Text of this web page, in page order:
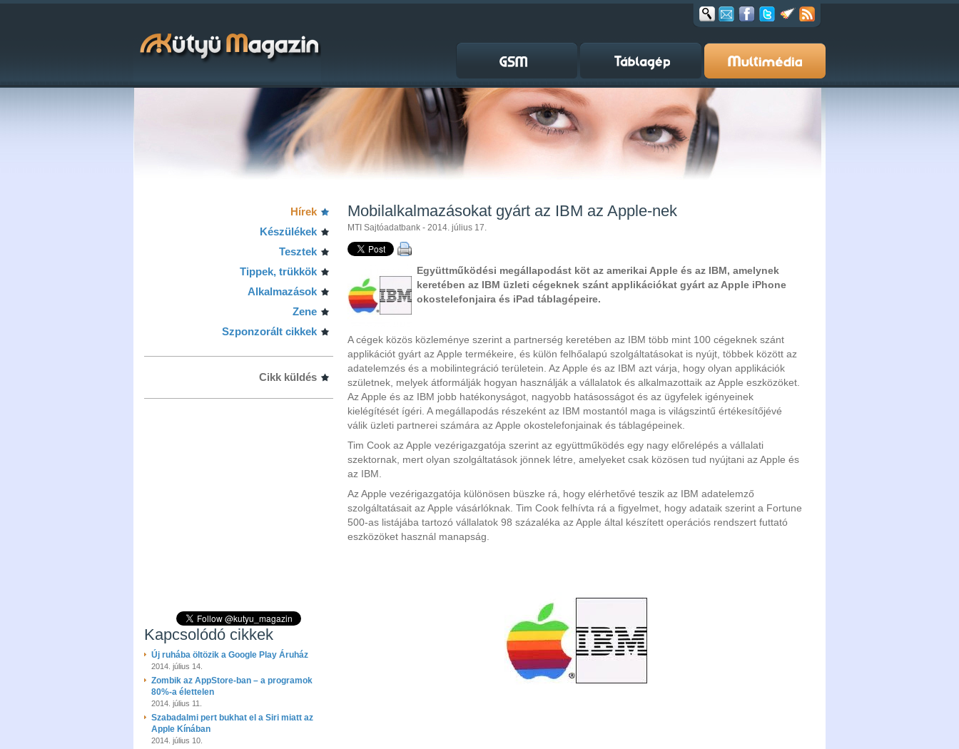
Hírek
Készülékek
Tesztek
Tippek, trükkök
Alkalmazások
Zene
Szponzorált cikkek
Cikk küldés
Kapcsolódó cikkek
Új ruhába öltözik a Google Play Áruház
2014. július 14.
Zombik az AppStore-ban – a programok
80%-a élettelen
2014. július 11.
Szabadalmi pert bukhat el a Siri miatt az
Apple Kínában
2014. július 10.
Mobilalkalmazásokat gyárt az IBM az Apple-nek
MTI Sajtóadatbank - 2014. július 17.
Együttműködési megállapodást köt az amerikai Apple és az IBM, amelynek
keretében az IBM üzleti cégeknek szánt applikációkat gyárt az Apple iPhone
okostelefonjaira és iPad táblagépeire.
A cégek közös közleménye szerint a partnerség keretében az IBM több mint 100 cégeknek szánt
applikációt gyárt az Apple termékeire, és külön felhőalapú szolgáltatásokat is nyújt, többek között az
adatelemzés és a mobilintegráció területein. Az Apple és az IBM azt várja, hogy olyan applikációk
születnek, melyek átformálják hogyan használják a vállalatok és alkalmazottaik az Apple eszközöket.
Az Apple és az IBM jobb hatékonyságot, nagyobb hatásosságot és az ügyfelek igényeinek
kielégítését ígéri. A megállapodás részeként az IBM mostantól maga is világszintű értékesítőjévé
válik üzleti partnerei számára az Apple okostelefonjainak és táblagépeinek.
Tim Cook az Apple vezérigazgatója szerint az együttműködés egy nagy előrelépés a vállalati
szektornak, mert olyan szolgáltatások jönnek létre, amelyeket csak közösen tud nyújtani az Apple és
az IBM.
Az Apple vezérigazgatója különösen büszke rá, hogy elérhetővé teszik az IBM adatelemző
szolgáltatásait az Apple vásárlóknak. Tim Cook felhívta rá a figyelmet, hogy adataik szerint a Fortune
500-as listájába tartozó vállalatok 98 százaléka az Apple által készített operációs rendszert futtató
eszközöket használ manapság.